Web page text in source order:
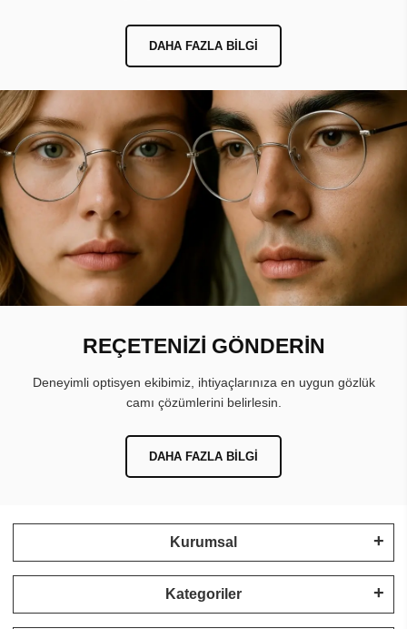
DAHA FAZLA BILGI
REÇETENİZİ GÖNDERİN
Deneyimli optisyen ekibimiz, ihtiyaçlarınıza en uygun gözlük
camı çözümlerini belirlesin.
DAHA FAZLA BILGI
Kurumsal
Kategoriler